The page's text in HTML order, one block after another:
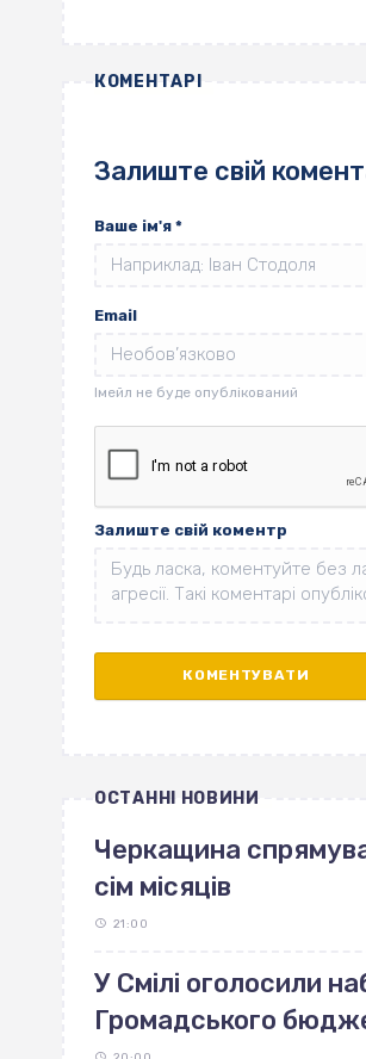
КОМЕНТАРІ
Залиште свій
Ваше ім'я *
Email
Залиште свій коментр
ОСТАННІ НОВИНИ
Черкащина
сім місяців
21:00
У Смілі оголосили
Громадського